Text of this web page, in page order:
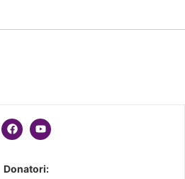
Donatori: